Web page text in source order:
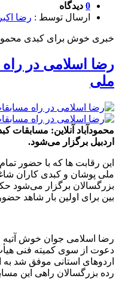
0 دیدگاه
ارسال توسط : رضا
خبری خوش برای کبدی
رضا اسلامی در راه
ملی
محمودآباد آنلاین: مسابقات
اردبیل برگزار می‌شود.
این رقابت ها که با حضور
ملی پوشان و کبدی کاران
بزرگسالان برگزار می‌شود
بین برای اولین بار شاهد
رضا اسلامی جوان خوش آتیه
دعوت از سوی کمیته فنی
اردوهای استانی موفق شد به
رده بزرگسالان راهی این